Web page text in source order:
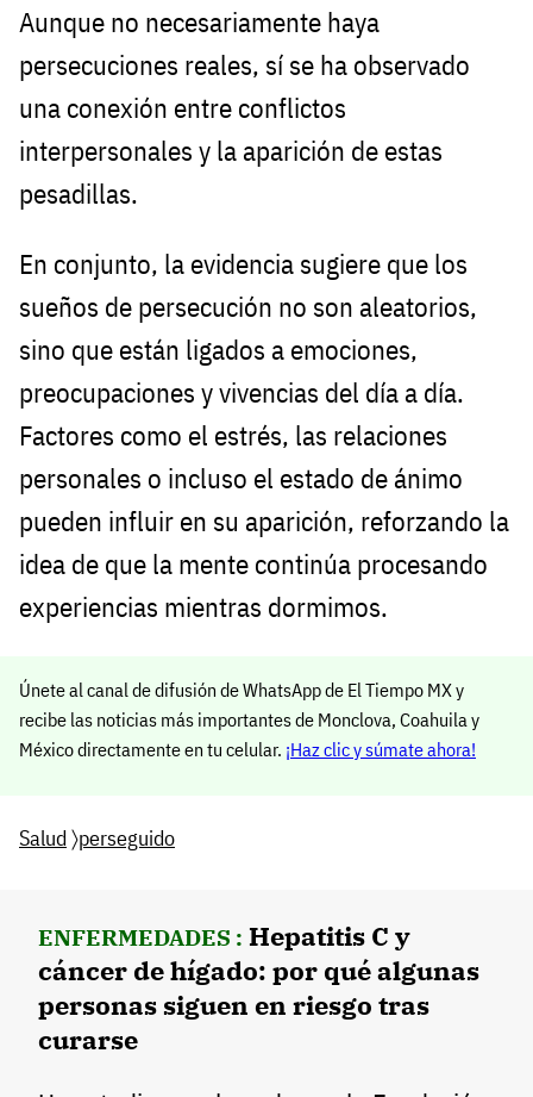
Aunque no necesariamente haya
persecuciones reales, sí se ha observado
una conexión entre conflictos
interpersonales y la aparición de estas
pesadillas.
En conjunto, la evidencia sugiere que los
sueños de persecución no son aleatorios,
sino que están ligados a emociones,
preocupaciones y vivencias del día a día.
Factores como el estrés, las relaciones
personales o incluso el estado de ánimo
pueden influir en su aparición, reforzando la
idea de que la mente continúa procesando
experiencias mientras dormimos.
Únete al canal de difusión de WhatsApp de El Tiempo MX y
recibe las noticias más importantes de Monclova, Coahuila y
México directamente en tu celular. ¡Haz clic y súmate ahora!
Salud 〉perseguido
ENFERMEDADES : Hepatitis C y
cáncer de hígado: por qué algunas
personas siguen en riesgo tras
curarse